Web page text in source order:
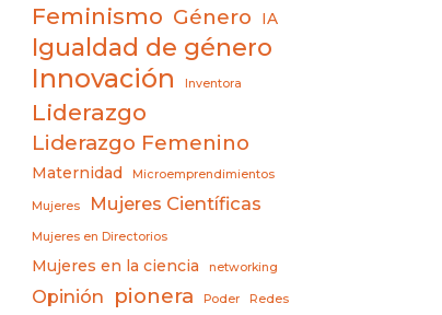
Feminismo Género IA
Igualdad de género
Innovación Inventora
Liderazgo
Liderazgo Femenino
Maternidad Microemprendimientos
Mujeres Mujeres Científicas
Mujeres en Directorios
Mujeres en la ciencia networking
Opinión pionera Poder Redes